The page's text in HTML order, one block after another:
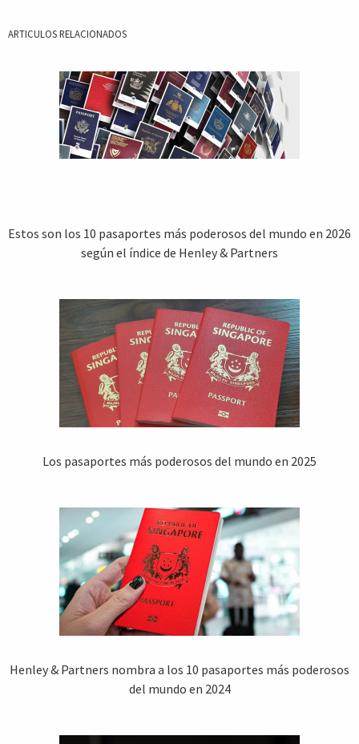
ARTICULOS RELACIONADOS
Estos son los 10 pasaportes más poderosos del mundo en 2026
según el índice de Henley & Partners
Los pasaportes más poderosos del mundo en 2025
Henley & Partners nombra a los 10 pasaportes más poderosos
del mundo en 2024